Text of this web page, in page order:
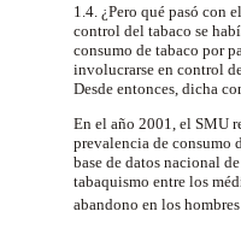
1.4. ¿Pero qué pasó con
control del tabaco se
consumo de tabaco por
involucrarse en control
Desde entonces, dicha
En el año 2001, el SMU
prevalencia de consumo
base de datos nacional
tabaquismo entre los
abandono en los